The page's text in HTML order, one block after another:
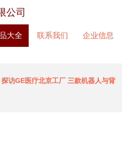
公司
大全 联系我们 企业信息
探访GE医疗北京工厂 三款机器人与背